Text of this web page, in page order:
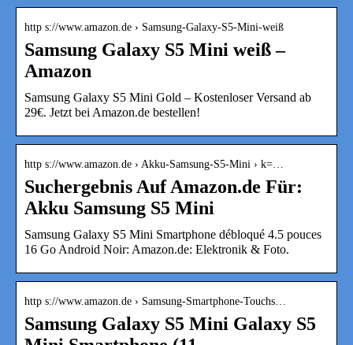
http s://www.amazon.de › Samsung-Galaxy-S5-Mini-weiß
Samsung Galaxy S5 Mini weiß –
Amazon
Samsung Galaxy S5 Mini Gold – Kostenloser Versand ab
29€. Jetzt bei Amazon.de bestellen!
http s://www.amazon.de › Akku-Samsung-S5-Mini › k=…
Suchergebnis Auf Amazon.de Für:
Akku Samsung S5 Mini
Samsung Galaxy S5 Mini Smartphone débloqué 4.5 pouces
16 Go Android Noir: Amazon.de: Elektronik & Foto.
http s://www.amazon.de › Samsung-Smartphone-Touchs…
Samsung Galaxy S5 Mini Galaxy S5